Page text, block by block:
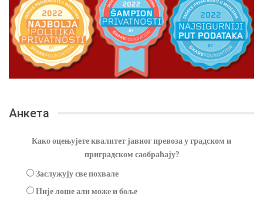
Анкета
Како оцењујете квалитет јавног превоза у градском и
приградском саобраћају?
Заслужују све похвале
Није лоше али може и боље